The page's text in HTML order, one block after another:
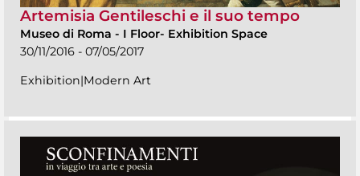
Artemisia Gentileschi e il suo tempo
Museo di Roma - I Floor- Exhibition Space
30/11/2016 - 07/05/2017
Exhibition|Modern Art